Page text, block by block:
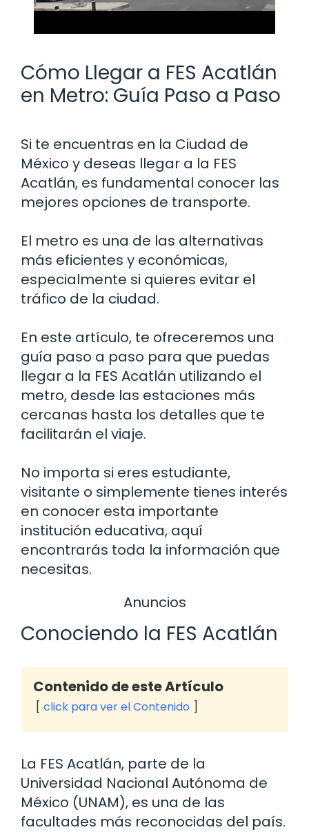
Cómo Llegar a FES Acatlán
en Metro: Guía Paso a Paso
Si te encuentras en la Ciudad de
México y deseas llegar a la FES
Acatlán, es fundamental conocer las
mejores opciones de transporte.
El metro es una de las alternativas
más eficientes y económicas,
especialmente si quieres evitar el
tráfico de la ciudad.
En este artículo, te ofreceremos una
guía paso a paso para que puedas
llegar a la FES Acatlán utilizando el
metro, desde las estaciones más
cercanas hasta los detalles que te
facilitarán el viaje.
No importa si eres estudiante,
visitante o simplemente tienes interés
en conocer esta importante
institución educativa, aquí
encontrarás toda la información que
necesitas.
Anuncios
Conociendo la FES Acatlán
Contenido de este Artículo
click para ver el Contenido
La FES Acatlán, parte de la
Universidad Nacional Autónoma de
México (UNAM), es una de las
facultades más reconocidas del país.